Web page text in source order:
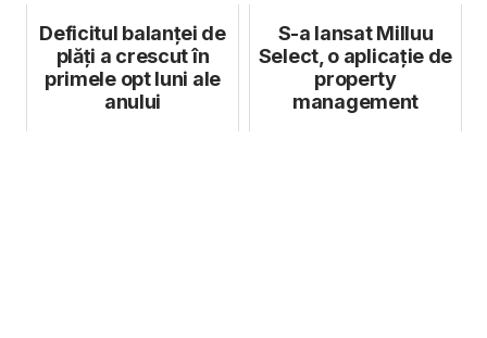
Deficitul balanței de
plăți a crescut în
primele opt luni ale
anului
S-a lansat Milluu
Select, o aplicație de
property
management